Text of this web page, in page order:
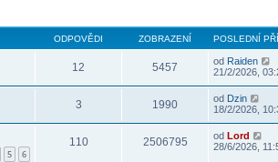
ODPOVĚDI ZOBRAZENÍ POSLEDNÍ
12 5457 od Raiden
21/2/2026,
3 1990 od Dzin
18/2/2026,
5 6
110 2506795 od Lord
28/6/2026,